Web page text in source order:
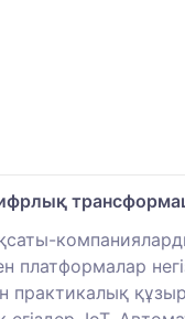
платформалар
практикалық